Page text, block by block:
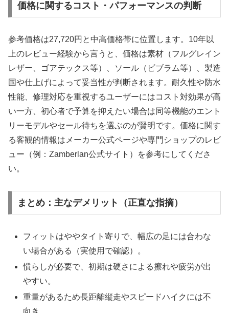
価格に関するコスト・パフォーマンスの判断
参考価格は27,720円と中高価格帯に位置します。10年以
上のレビュー経験から言うと、価格は素材（フルグレイン
レザー、ゴアテックス等）、ソール（ビブラム等）、製造
国や仕上げによって妥当性が判断されます。耐久性や防水
性能、修理対応を重視するユーザーにはコスト対効果が高
い一方、初心者で予算を抑えたい場合は同等機能のエント
リーモデルやセール待ちを選ぶのが賢明です。価格に関す
る客観的情報はメーカー公式ページや専門ショップのレビ
ュー（例：Zamberlan公式サイト）を参考にしてくださ
い。
まとめ：主なデメリット（正直な指摘）
フィットはややタイト寄りで、幅広の足には合わな
い場合がある（実使用で確認）。
慣らしが必要で、初期は硬さによる擦れや疲労が出
やすい。
重量があるため長距離縦走やスピードハイクには不